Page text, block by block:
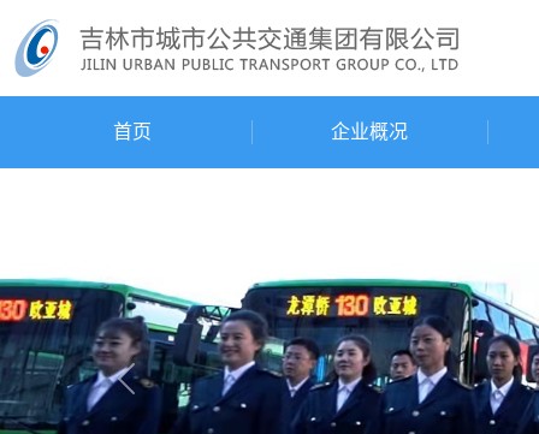
首页 企业概况
Previous